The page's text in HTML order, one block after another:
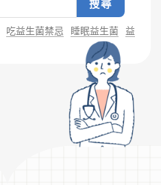
吃益生菌禁忌 睡眠益生菌
益